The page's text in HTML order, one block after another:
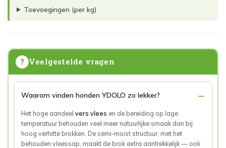
Toevoegingen (per kg)
? Veelgestelde vragen
Waarom vinden honden YDOLO zo lekker?
Het hoge aandeel vers vlees en de bereiding op lage
temperatuur behouden veel meer natuurlijke smaak dan bij
hoog verhitte brokken. De semi-moist structuur, met het
behouden vleessap, maakt de brok extra aantrekkelijk — ook